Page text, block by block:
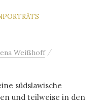
Weißhoff /
südslawische
und teilweise in den